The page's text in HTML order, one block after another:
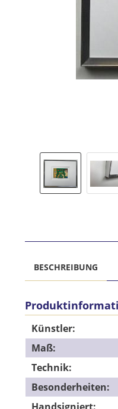
BESCHREIBUNG
Künstler:
Maß:
Technik:
Besonderheiten: